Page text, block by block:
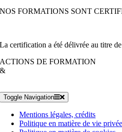
NOS FORMATIONS SONT
La certification a été délivrée au titre
ACTIONS DE FORMATION
&
Toggle Navigation
Mentions légales, crédits
Politique en matière de vie privée